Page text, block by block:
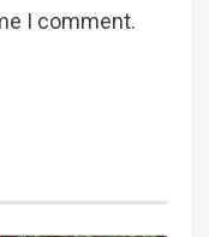
I comment.